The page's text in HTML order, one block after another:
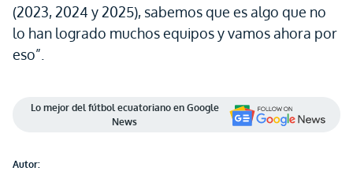
(2023, 2024 y 2025), sabemos que es algo que no
lo han logrado muchos equipos y vamos ahora por
eso”.
Lo mejor del fútbol ecuatoriano en Google
News
Autor: